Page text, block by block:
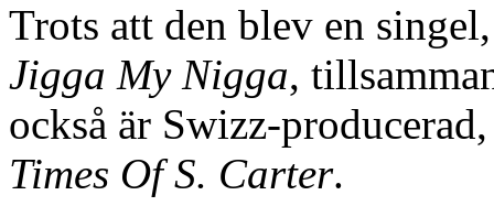
Trots att den blev en
Jigga My Nigga,
också är Swizz-
Times Of S. Carter.